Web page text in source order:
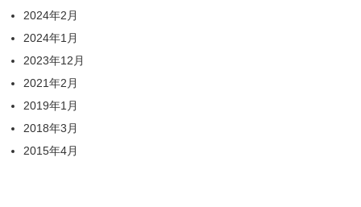
2024年2月
2024年1月
2023年12月
2021年2月
2019年1月
2018年3月
2015年4月